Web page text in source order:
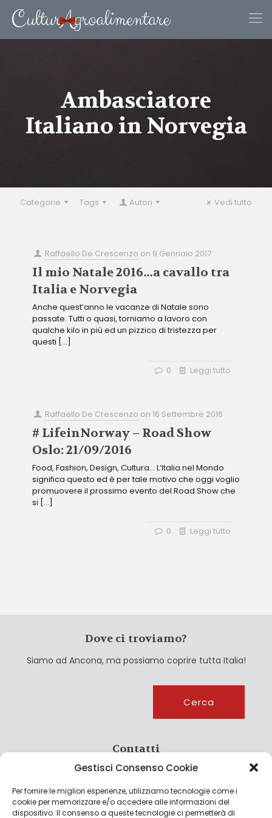
Gestisci Consenso Cookie
Per fornire le migliori esperienze, utilizziamo tecnologie come i
cookie per memorizzare e/o accedere alle informazioni del
dispositivo. Il consenso a queste tecnologie ci permetterà di
Ambasciatore
Italiano in Norvegia
Categorie Tags Autori Vedi tutto
Raffaello De Crescenzo on 9 Gennaio 2017
Il mio Natale 2016…a cavallo tra
Italia e Norvegia
Anche quest’anno le vacanze di Natale sono
passate. Tutti o quasi, torniamo a lavoro con
qualche kilo in più ed un pizzico di tristezza per
questi […]
0 Leggi tutto
Raffaello De Crescenzo on16 Settembre 2016
# LifeinNorway – Road Show
Oslo: 21/09/2016
Food, Fashion, Design, Cultura… L’Italia nel Mondo
significa questo ed è per tale motivo che oggi voglio
promuovere il prossimo evento del Road Show che
si […]
0 Leggi tutto
Dove ci troviamo?
Siamo ad Ancona, ma possiamo coprire tutta Italia!
Cerca
Contatti
info@culturagroalimentare.com